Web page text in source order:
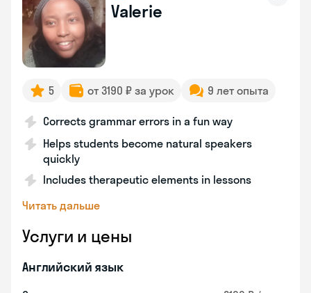
Valerie
5 от 3190 ₽ за урок 9 лет опыта
Corrects grammar errors in a fun way
Helps students become natural speakers
quickly
Includes therapeutic elements in lessons
Читать дальше
Услуги и цены
Английский язык